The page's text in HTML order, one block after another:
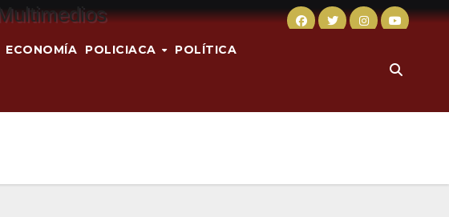
ECONOMÍA POLICIACA POLÍTICA